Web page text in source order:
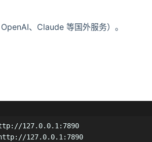
、Claude 等国外服务）。
127.0.0.1:7890